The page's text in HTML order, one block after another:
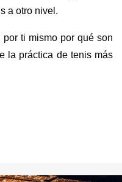
a otro nivel.
ti mismo por qué son
la práctica de tenis más